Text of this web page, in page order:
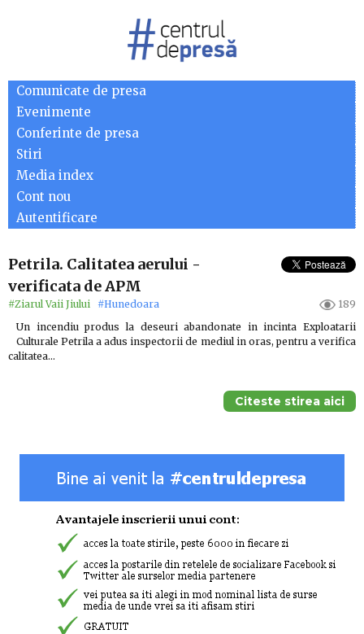
Comunicate de presa
Evenimente
Conferinte de presa
Stiri
Media index
Cont nou
Autentificare
Petrila. Calitatea aerului -
verificata de APM
#Ziarul Vaii Jiului #Hunedoara
189
Un incendiu produs la deseuri abandonate in incinta Exploatarii
Culturale Petrila a adus inspectorii de mediul in oras, pentru a verifica
calitatea…
Citeste stirea aici